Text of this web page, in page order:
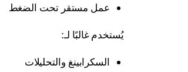
عمل مستقر تحت الضغط
يُستخدم غالبًا لـ:
السكرابينغ والتحليلات